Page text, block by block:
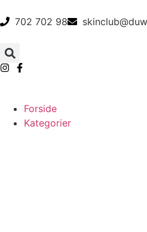
702 702 98
Forside
Kategorier